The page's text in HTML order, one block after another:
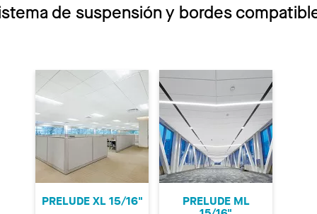
de suspensión y bordes
PRELUDE XL 15/16"
PRELUDE ML